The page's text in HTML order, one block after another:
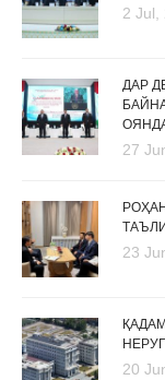
2 Jul,
ДАР
27
23
20